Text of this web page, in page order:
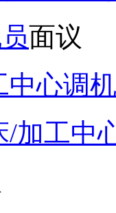
面议
中心调
/加工中